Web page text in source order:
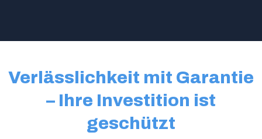
Verlässlichkeit mit Garantie
– Ihre Investition ist
geschützt